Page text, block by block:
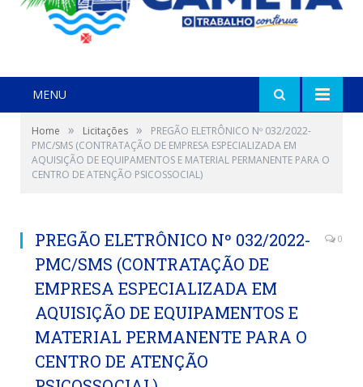
MENU
Home » Licitações »
PREGÃO ELETRÔNICO Nº 032/2022-
PMC/SMS (CONTRATAÇÃO DE EMPRESA ESPECIALIZADA EM
AQUISIÇÃO DE EQUIPAMENTOS E MATERIAL PERMANENTE PARA O
CENTRO DE ATENÇÃO PSICOSSOCIAL)
PREGÃO ELETRÔNICO Nº 032/2022-
PMC/SMS (CONTRATAÇÃO DE
EMPRESA ESPECIALIZADA EM
AQUISIÇÃO DE EQUIPAMENTOS E
MATERIAL PERMANENTE PARA O
CENTRO DE ATENÇÃO
0